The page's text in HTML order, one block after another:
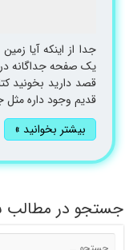
جدا از اینکه آیا
قصد دارید بخونید
قدیم وجود داره مثل
بیشتر بخوانید »
جستجو در مطالب